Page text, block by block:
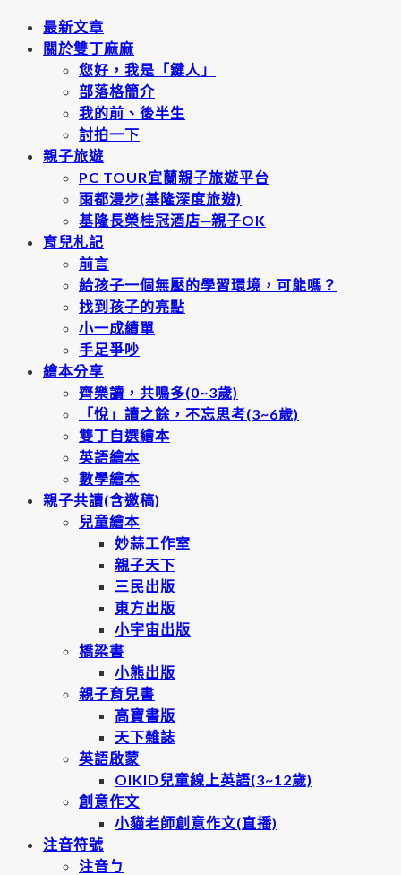
最新文章
關於雙丁麻麻
您好，我是「鍵人」
部落格簡介
我的前、後半生
討拍一下
親子旅遊
PC TOUR宜蘭親子旅遊平台
雨都漫步(基隆深度旅遊)
基隆長榮桂冠酒店─親子OK
育兒札記
前言
給孩子一個無壓的學習環境，可能嗎？
找到孩子的亮點
小一成績單
手足爭吵
繪本分享
齊樂讀，共鳴多(0~3歲)
「悅」讀之餘，不忘思考(3~6歲)
雙丁自選繪本
英語繪本
數學繪本
親子共讀(含邀稿)
兒童繪本
妙蒜工作室
親子天下
三民出版
東方出版
小宇宙出版
橋梁書
小熊出版
親子育兒書
高寶書版
天下雜誌
英語啟蒙
OIKID兒童線上英語(3~12歲)
創意作文
小貓老師創意作文(直播)
注音符號
注音ㄅ